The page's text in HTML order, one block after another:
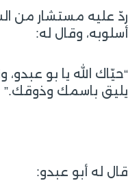
ردّ عليه مستشار من
أسلوبه، وقال له:
“حيّاك الله يا بو
يليق باسمك وذوقك.”
قال له أبو عبدو: